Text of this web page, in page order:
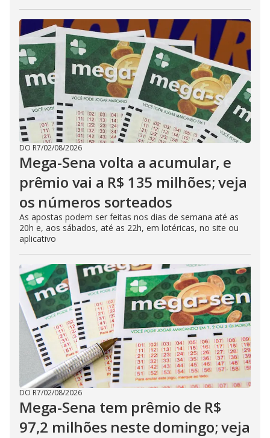
DO R7/02/08/2026
Mega-Sena volta a acumular, e
prêmio vai a R$ 135 milhões; veja
os números sorteados
As apostas podem ser feitas nos dias de semana até as
20h e, aos sábados, até as 22h, em lotéricas, no site ou
aplicativo
DO R7/02/08/2026
Mega-Sena tem prêmio de R$
97,2 milhões neste domingo; veja